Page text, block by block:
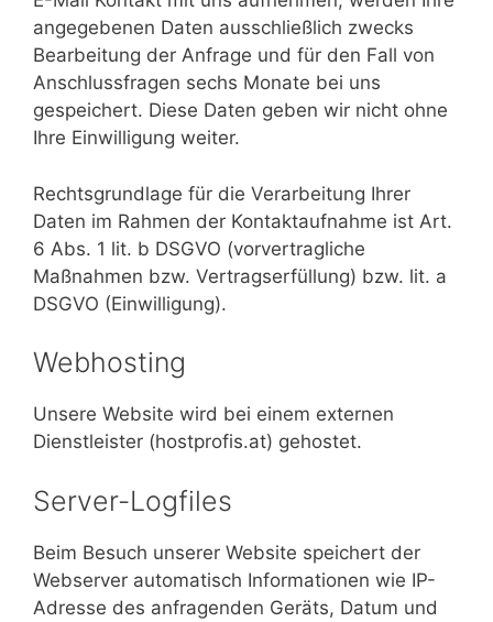
angegebenen Daten ausschließlich zwecks
Bearbeitung der Anfrage und für den Fall von
Anschlussfragen sechs Monate bei uns
gespeichert. Diese Daten geben wir nicht ohne
Ihre Einwilligung weiter.
Rechtsgrundlage für die Verarbeitung Ihrer
Daten im Rahmen der Kontaktaufnahme ist Art.
6 Abs. 1 lit. b DSGVO (vorvertragliche
Maßnahmen bzw. Vertragserfüllung) bzw. lit. a
DSGVO (Einwilligung).
Webhosting
Unsere Website wird bei einem externen
Dienstleister (hostprofis.at) gehostet.
Server-Logfiles
Beim Besuch unserer Website speichert der
Webserver automatisch Informationen wie IP-
Adresse des anfragenden Geräts, Datum und